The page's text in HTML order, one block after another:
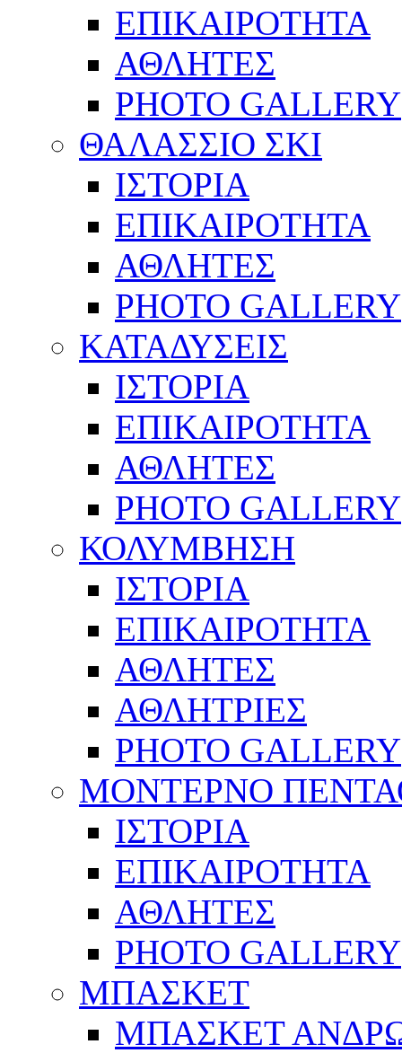
ΕΠΙΚΑΙΡΟΤΗΤΑ
ΑΘΛΗΤΕΣ
PHOTO GALLERY
ΘΑΛΑΣΣΙΟ ΣΚΙ
ΙΣΤΟΡΙΑ
ΕΠΙΚΑΙΡΟΤΗΤΑ
ΑΘΛΗΤΕΣ
PHOTO GALLERY
ΚΑΤΑΔΥΣΕΙΣ
ΙΣΤΟΡΙΑ
ΕΠΙΚΑΙΡΟΤΗΤΑ
ΑΘΛΗΤΕΣ
PHOTO GALLERY
ΚΟΛΥΜΒΗΣΗ
ΙΣΤΟΡΙΑ
ΕΠΙΚΑΙΡΟΤΗΤΑ
ΑΘΛΗΤΕΣ
ΑΘΛΗΤΡΙΕΣ
PHOTO GALLERY
ΜΟΝΤΕΡΝΟ
ΙΣΤΟΡΙΑ
ΕΠΙΚΑΙΡΟΤΗΤΑ
ΑΘΛΗΤΕΣ
PHOTO GALLERY
ΜΠΑΣΚΕΤ
ΜΠΑΣΚΕΤ